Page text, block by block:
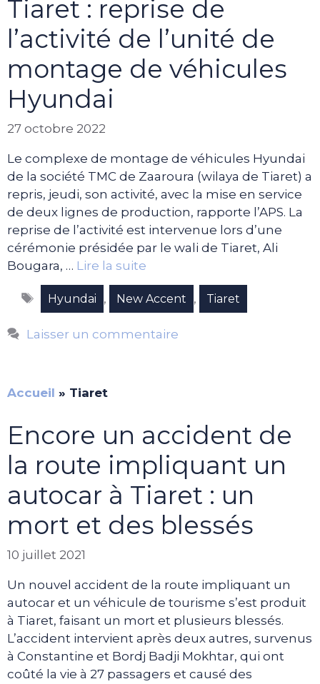
Tiaret : reprise de
l’activité de l’unité de
montage de véhicules
Hyundai
27 octobre 2022
Le complexe de montage de véhicules Hyundai
de la société TMC de Zaaroura (wilaya de Tiaret) a
repris, jeudi, son activité, avec la mise en service
de deux lignes de production, rapporte l’APS. La
reprise de l’activité est intervenue lors d’une
cérémonie présidée par le wali de Tiaret, Ali
Bougara, … Lire la suite
Étiquettes
Hyundai , New Accent , Tiaret
Laisser un commentaire
Accueil » Tiaret
Encore un accident de
la route impliquant un
autocar à Tiaret : un
mort et des blessés
10 juillet 2021
Un nouvel accident de la route impliquant un
autocar et un véhicule de tourisme s’est produit
à Tiaret, faisant un mort et plusieurs blessés.
L’accident intervient après deux autres, survenus
à Constantine et Bordj Badji Mokhtar, qui ont
coûté la vie à 27 passagers et causé des